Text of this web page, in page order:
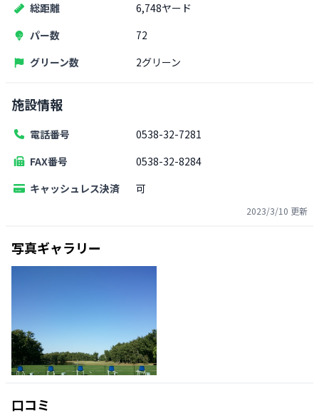
総距離
6,748ヤード
パー数
72
グリーン数
2グリーン
施設情報
電話番号
0538-32-7281
FAX番号
0538-32-8284
キャッシュレス決済
可
2023/3/10 更新
写真ギャラリー
口コミ